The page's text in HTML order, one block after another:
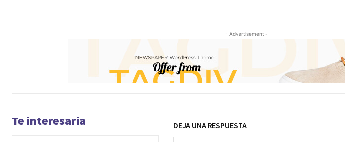
- Advertisement -
Te interesaria DEJA UNA RESPUESTA